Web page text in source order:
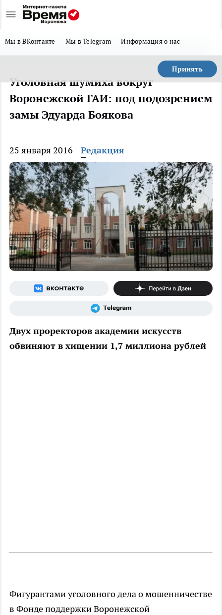
Мы в ВКонтакте Мы в Telegram Информация о нас
Принять
Уголовная шумиха вокруг
Воронежской ГАИ: под подозрением
замы Эдуарда Боякова
25 января 2016 Редакция
Двух проректоров академии искусств
обвиняют в хищении 1,7 миллиона рублей
Фигурантами уголовного дела о мошенничестве
в Фонде поддержки Воронежской